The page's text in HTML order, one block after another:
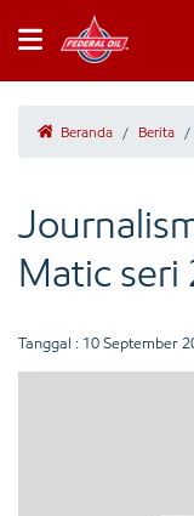
Beranda / Berita /
Matic seri
Tanggal : 10 September